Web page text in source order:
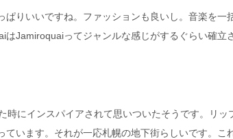
りいいですね。ファッションも良いし。音楽を一
Jamiroquaiってジャンルな感じがするぐらい確立
にインスパイアされて思いついたそうです。リッ
います。それが一応札幌の地下街らしいです。こ